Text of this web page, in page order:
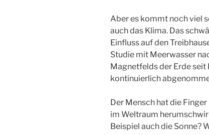
Aber es kommt noch viel
auch das Klima. Das
Einfluss auf den
Studie mit Meerwasser
Magnetfelds der Erde seit
kontinuierlich
Der Mensch hat die
im Weltraum
Beispiel auch die Sonne?